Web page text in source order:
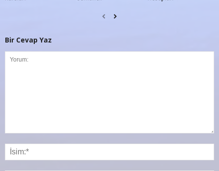
Bir Cevap Yaz